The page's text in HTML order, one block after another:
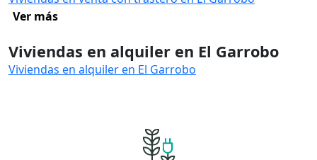
Ver más
Viviendas en alquiler en El Garrobo
Viviendas en alquiler en El Garrobo